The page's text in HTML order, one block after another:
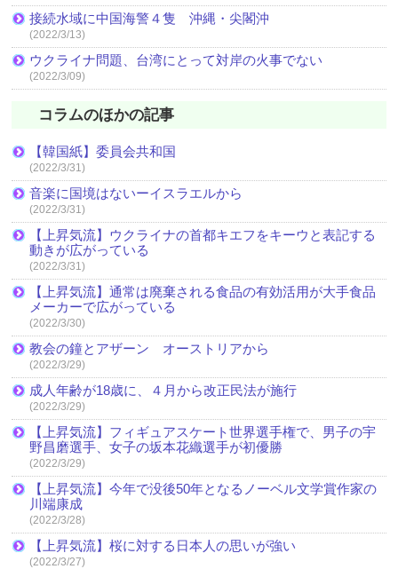
接続水域に中国海警４隻 沖縄・尖閣沖
(2022/3/13)
ウクライナ問題、台湾にとって対岸の火事でない
(2022/3/09)
コラムのほかの記事
【韓国紙】委員会共和国
(2022/3/31)
音楽に国境はないーイスラエルから
(2022/3/31)
【上昇気流】ウクライナの首都キエフをキーウと表記する
動きが広がっている
(2022/3/31)
【上昇気流】通常は廃棄される食品の有効活用が大手食品
メーカーで広がっている
(2022/3/30)
教会の鐘とアザーン オーストリアから
(2022/3/29)
成人年齢が18歳に、４月から改正民法が施行
(2022/3/29)
【上昇気流】フィギュアスケート世界選手権で、男子の宇
野昌磨選手、女子の坂本花織選手が初優勝
(2022/3/29)
【上昇気流】今年で没後50年となるノーベル文学賞作家の
川端康成
(2022/3/28)
【上昇気流】桜に対する日本人の思いが強い
(2022/3/27)